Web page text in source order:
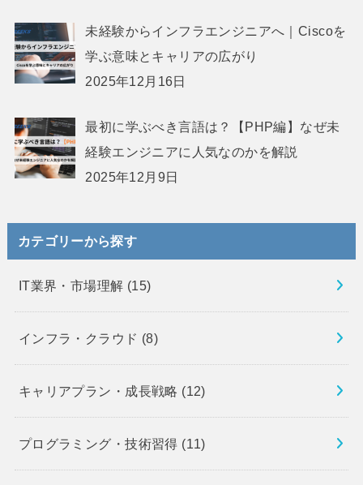
未経験からインフラエンジニアへ｜Ciscoを
学ぶ意味とキャリアの広がり
2025年12月16日
最初に学ぶべき言語は？【PHP編】なぜ未
経験エンジニアに人気なのかを解説
2025年12月9日
カテゴリーから探す
IT業界・市場理解 (15)
インフラ・クラウド (8)
キャリアプラン・成長戦略 (12)
プログラミング・技術習得 (11)